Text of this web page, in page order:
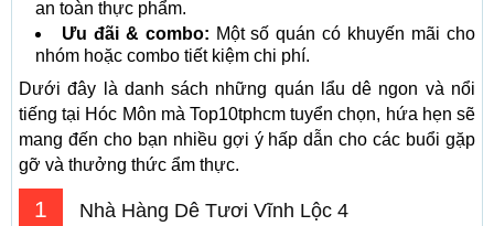
an toàn thực phẩm.
Ưu đãi & combo: Một số quán có khuyến mãi cho
nhóm hoặc combo tiết kiệm chi phí.
Dưới đây là danh sách những quán lẩu dê ngon và nổi
tiếng tại Hóc Môn mà Top10tphcm tuyển chọn, hứa hẹn sẽ
mang đến cho bạn nhiều gợi ý hấp dẫn cho các buổi gặp
gỡ và thưởng thức ẩm thực.
1 Nhà Hàng Dê Tươi Vĩnh Lộc 4